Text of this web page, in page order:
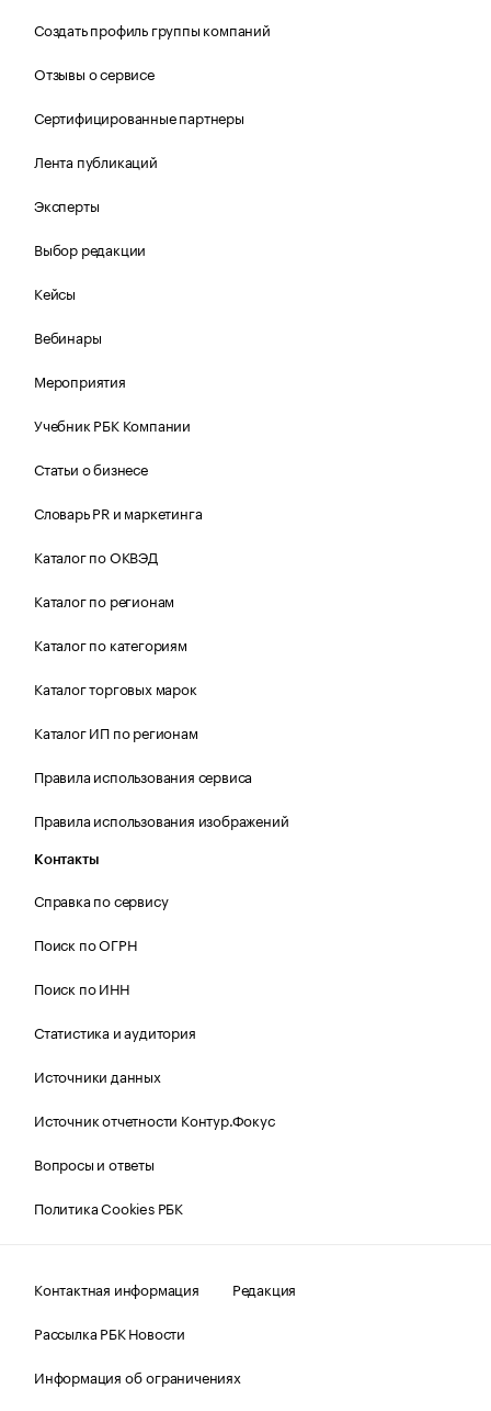
Создать профиль группы компаний
Отзывы о сервисе
Сертифицированные партнеры
Лента публикаций
Эксперты
Выбор редакции
Кейсы
Вебинары
Мероприятия
Учебник РБК Компании
Статьи о бизнесе
Словарь PR и маркетинга
Каталог по ОКВЭД
Каталог по регионам
Каталог по категориям
Каталог торговых марок
Каталог ИП по регионам
Правила использования сервиса
Правила использования изображений
Контакты
Справка по сервису
Поиск по ОГРН
Поиск по ИНН
Статистика и аудитория
Источники данных
Источник отчетности Контур.Фокус
Вопросы и ответы
Политика Cookies РБК
Контактная информация
Редакция
Рассылка РБК Новости
Информация об ограничениях